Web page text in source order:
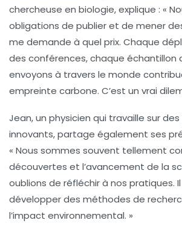
chercheuse en biologie,explique : «
obligations de publier et de mener
me demande à quel prix. Chaque
des conférences, chaque échantillon
envoyons à travers le monde
empreinte carbone. C’est un vrai
Jean, un physicien qui travaille sur
innovants,partage également ses
« Nous sommes souvent tellement
découvertes et l’avancement de la
oublions de réfléchir à nos pratiques.
développer des méthodes de
l’impact environnemental. »